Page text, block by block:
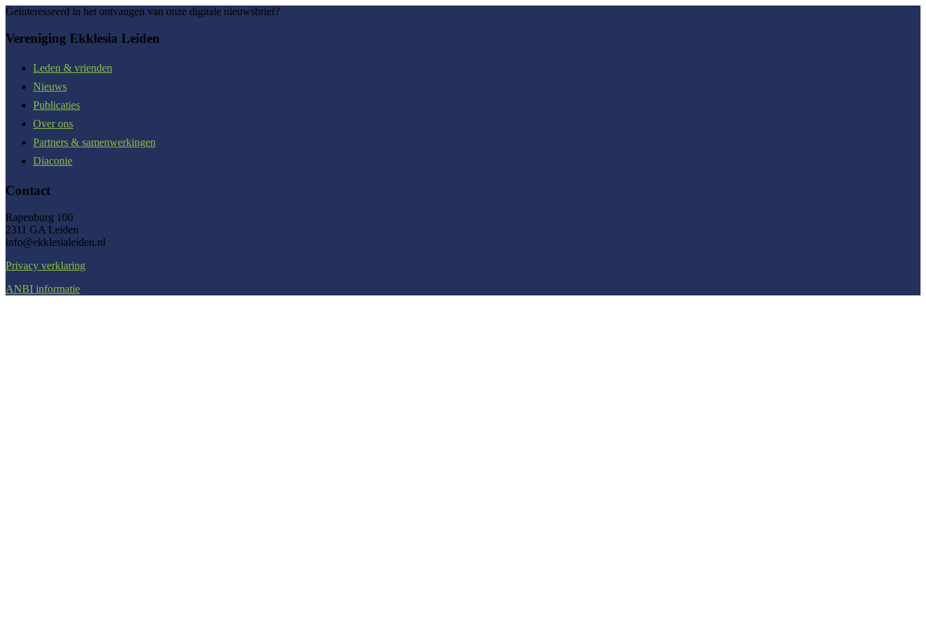
Geïnteresseerd in het ontvangen van onze digitale nieuwsbrief?
Vereniging Ekklesia Leiden
Leden & vrienden
Nieuws
Publicaties
Over ons
Partners & samenwerkingen
Diaconie
Contact
Rapenburg 100
2311 GA Leiden
info@ekklesialeiden.nl
Privacy verklaring
ANBI informatie